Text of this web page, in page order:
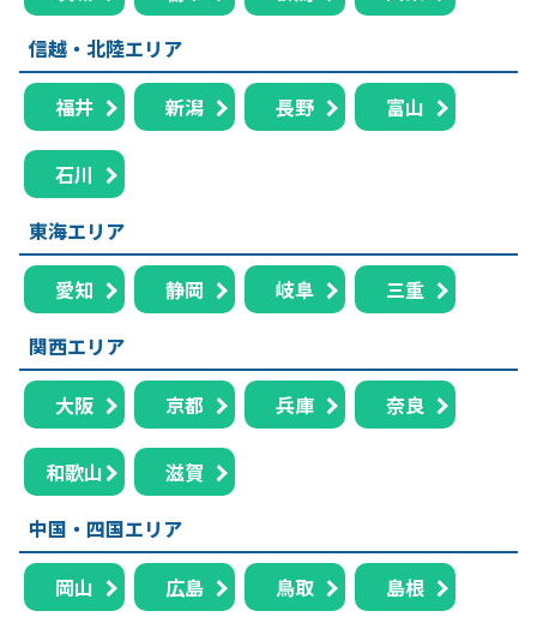
信越・北陸エリア
福井 新潟 長野 富山
石川
東海エリア
愛知 静岡 岐阜
三重
関西エリア
大阪 京都 兵庫 奈良
和歌山
滋賀
中国・四国エリア
岡山 広島 鳥取 島根